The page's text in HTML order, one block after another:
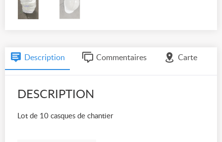
Description Commentaires Carte
DESCRIPTION
Lot de 10 casques de chantier